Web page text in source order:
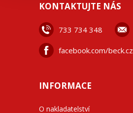
KONTAKTUJTE NÁS
733 734 348
facebook.com/beck.cz
INFORMACE
O nakladatelství